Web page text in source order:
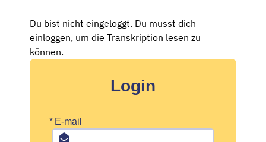
Du bist nicht eingeloggt. Du musst dich
einloggen, um die Transkription lesen zu
können.
Login
* E-mail